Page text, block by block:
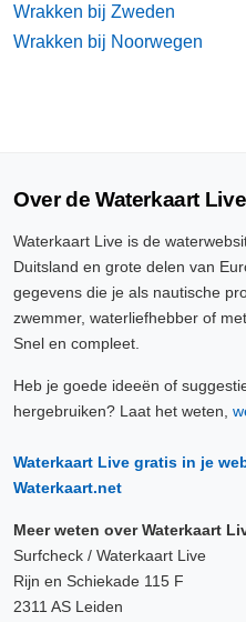
Wrakken bij Zweden
Wrakken bij Noorwegen
Over de Waterkaart
Waterkaart Live is de
Duitsland en grote delen van
gegevens die je als nautische
zwemmer, waterliefhebber of
Snel en compleet.
Heb je goede ideeën of
hergebruiken? Laat het weten,
Waterkaart Live gratis in je
Waterkaart.net
Meer weten over Waterkaart
Surfcheck / Waterkaart Live
Rijn en Schiekade 115 F
2311 AS Leiden